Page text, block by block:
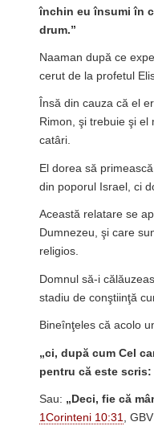
închin eu însumi în
drum.”
Naaman după ce
cerut de la profetul
Însă din cauza că el
Rimon, şi trebuie şi el
catâri.
El dorea să
din poporul Israel, ci
Această relatare se
Dumnezeu, şi care
religios.
Domnul să-i
stadiu de conştiinţă
Bineînţeles că acolo
„ci, după cum Cel
pentru că este
Sau: „Deci, fie că
1Corinteni 10:31,